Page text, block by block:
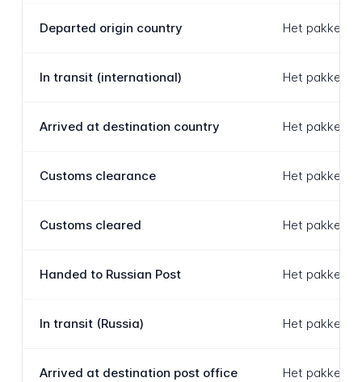
Departed origin country Het pakket
In transit (international) Het pakket
Arrived at destination country Het pakket is
Customs clearance Het pakket
Customs cleared Het pakket
Handed to Russian Post Het pakket is
In transit (Russia) Het pakket
Arrived at destination post office Het pakket